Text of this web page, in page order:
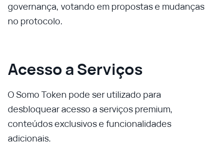
governança, votando em propostas e mudanças
no protocolo.
Acesso a Serviços
O Somo Token pode ser utilizado para
desbloquear acesso a serviços premium,
conteúdos exclusivos e funcionalidades
adicionais.